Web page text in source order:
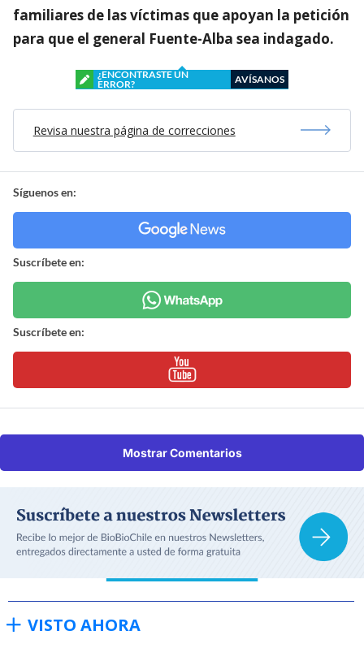
familiares de las víctimas que apoyan la petición
para que el general Fuente-Alba sea indagado.
¿ENCONTRASTE UN
ERROR?
AVÍSANOS
Revisa nuestra página de correcciones
Síguenos en:
Suscríbete en:
Suscríbete en:
Mostrar Comentarios
VISTO AHORA